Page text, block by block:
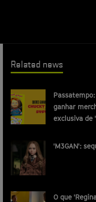
Related news
ganhar
exclusiva de
'M3GAN':
O que